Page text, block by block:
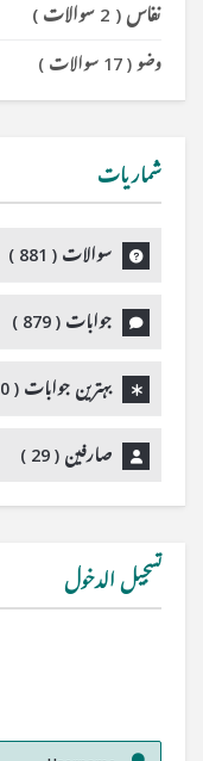
نفاس ( 2 سوالات )
وضو ( 17 سوالات )
شماریات
سوالات ( 881
)
جوابات ( 879
)
بہترین جوابات ( 0
صارفین ( 29
)
تسجيل الدخول